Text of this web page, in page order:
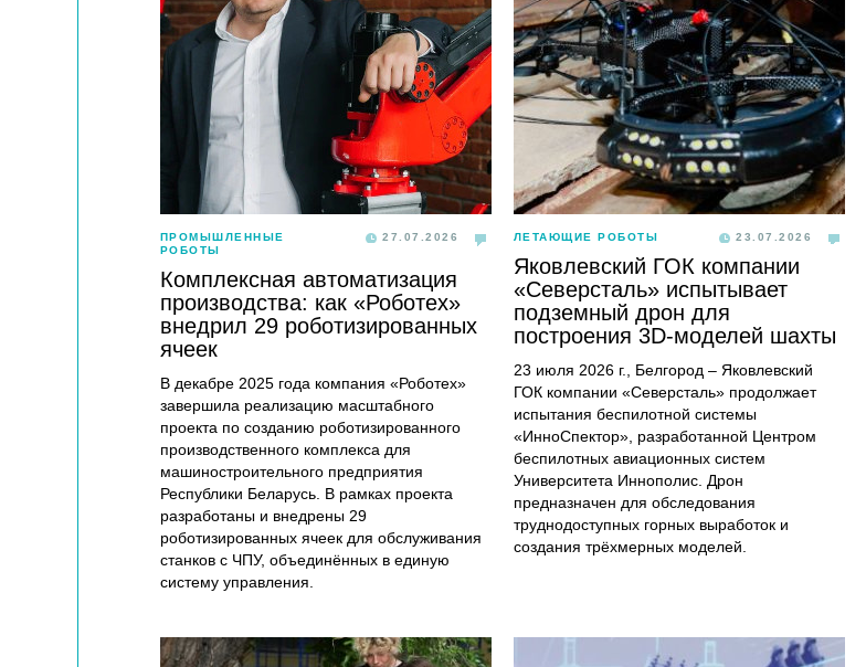
ПРОМЫШЛЕННЫЕ
РОБОТЫ
27.07.2026
Комплексная автоматизация
производства: как «Роботех»
внедрил 29 роботизированных
ячеек
В декабре 2025 года компания «Роботех»
завершила реализацию масштабного
проекта по созданию роботизированного
производственного комплекса для
машиностроительного предприятия
Республики Беларусь. В рамках проекта
разработаны и внедрены 29
роботизированных ячеек для обслуживания
станков с ЧПУ, объединённых в единую
систему управления.
ЛЕТАЮЩИЕ РОБОТЫ 23.07.2026
Яковлевский ГОК компании
«Северсталь» испытывает
подземный дрон для
построения 3D-моделей шахты
23 июля 2026 г., Белгород – Яковлевский
ГОК компании «Северсталь» продолжает
испытания беспилотной системы
«ИнноСпектор», разработанной Центром
беспилотных авиационных систем
Университета Иннополис. Дрон
предназначен для обследования
труднодоступных горных выработок и
создания трёхмерных моделей.